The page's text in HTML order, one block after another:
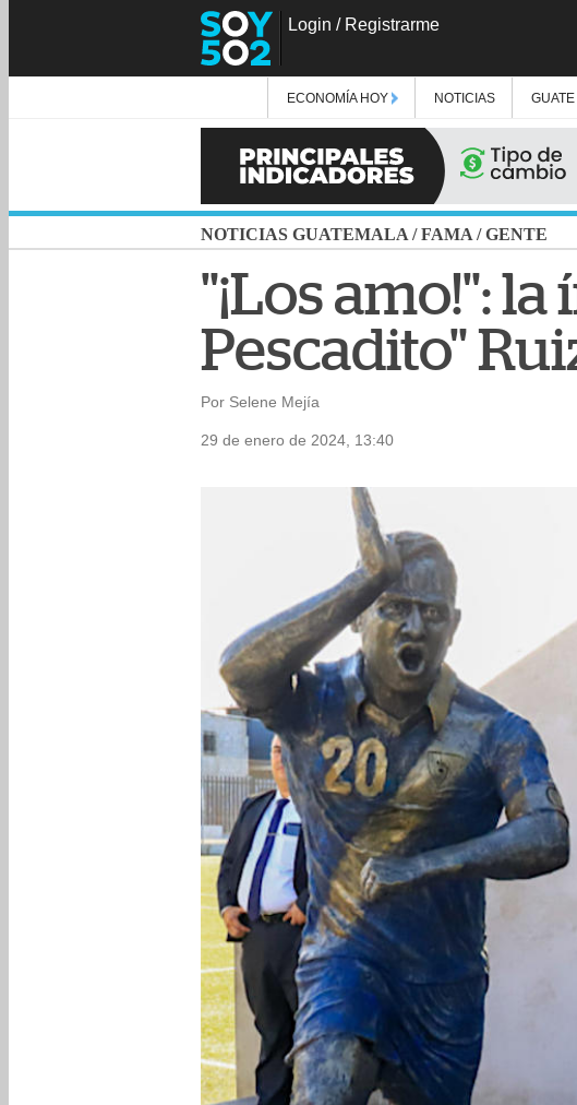
Login / Registrarme
ECONOMÍA HOY NOTICIAS GUATE
NOTICIAS GUATEMALA /FAMA /GENTE
"¡Los amo!":
Pescadito"
Por Selene Mejía
29 de enero de 2024, 13:40